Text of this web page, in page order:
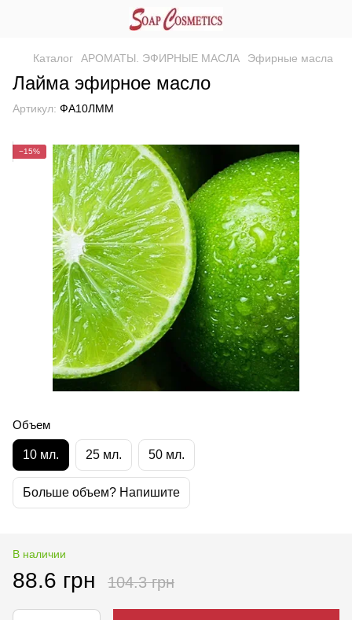
Каталог АРОМАТЫ. ЭФИРНЫЕ МАСЛА Эфирные масла
Лайма эфирное масло
Артикул: ФА10ЛММ
−15%
Объем
10 мл. 25 мл. 50 мл.
Больше объем? Напишите
В наличии
88.6 грн 104.3 грн